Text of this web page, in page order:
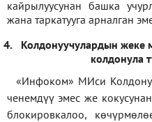
кайрылуусунан башка
жана таркатууга арналган
4.
Колдонуучулардын жеке
колдонула
«Инфоком» МИси
ченемдүү эмес же
блокировкалоо,